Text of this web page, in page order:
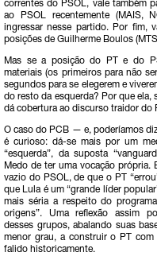
correntes do PSOL, vale também
ao PSOL recentemente (MAIS,
ingressar nesse partido. Por fim,
posições de Guilherme Boulos
Mas se a posição do PT e do
materiais (os primeiros para não
segundos para se elegerem e
do resto da esquerda? Por que ela,
dá cobertura ao discurso traidor do
O caso do PCB — e, poderíamos
é curioso: dá-se mais por um
“esquerda”, da suposta
Medo de ter uma vocação
vazio do PSOL, de que o PT
que Lula é um “grande líder
mais séria a respeito do
origens”. Uma reflexão assim
desses grupos, abalando suas
menor grau, a construir o PT
falido historicamente.